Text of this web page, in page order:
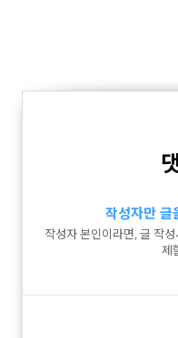
작성자만 글
작성자 본인이라면, 글 작
제